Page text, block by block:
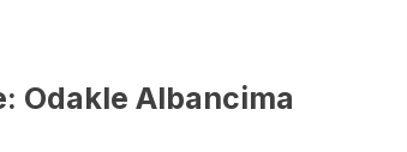
Odakle Albancima